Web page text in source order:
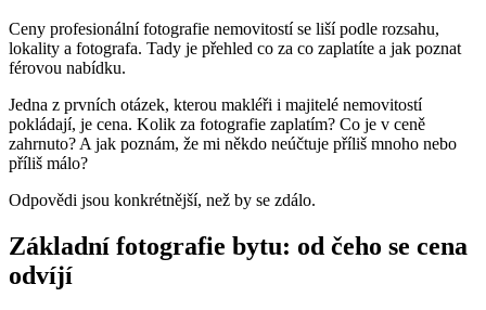
Ceny profesionální fotografie nemovitostí se liší podle rozsahu,
lokality a fotografa. Tady je přehled co za co zaplatíte a jak poznat
férovou nabídku.
Jedna z prvních otázek, kterou makléři i majitelé nemovitostí
pokládají, je cena. Kolik za fotografie zaplatím? Co je v ceně
zahrnuto? A jak poznám, že mi někdo neúčtuje příliš mnoho nebo
příliš málo?
Odpovědi jsou konkrétnější, než by se zdálo.
Základní fotografie bytu: od čeho se cena
odvíjí